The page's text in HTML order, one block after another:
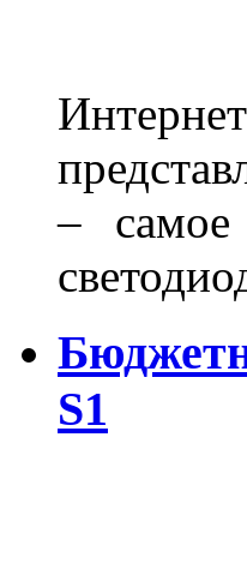
– самое
S1